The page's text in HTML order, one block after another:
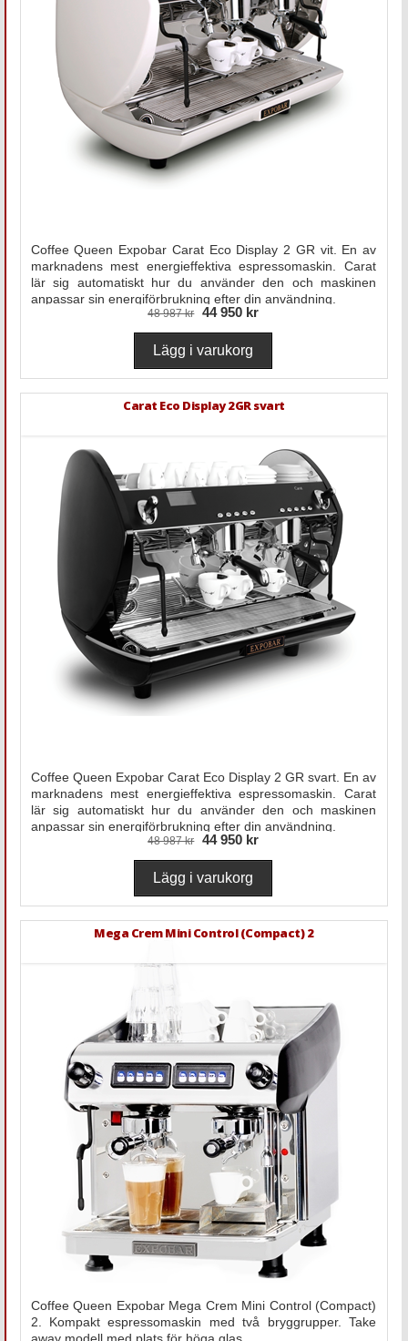
Coffee Queen Expobar Carat Eco Display 2 GR vit. En av
marknadens mest energieffektiva espressomaskin. Carat
lär sig automatiskt hur du använder den och maskinen
anpassar sin energiförbrukning efter din användning.
48 987 kr 44 950 kr
Carat Eco Display 2GR svart
Coffee Queen Expobar Carat Eco Display 2 GR svart. En av
marknadens mest energieffektiva espressomaskin. Carat
lär sig automatiskt hur du använder den och maskinen
anpassar sin energiförbrukning efter din användning.
48 987 kr 44 950 kr
Mega Crem Mini Control (Compact) 2
Coffee Queen Expobar Mega Crem Mini Control (Compact)
2. Kompakt espressomaskin med två bryggrupper. Take